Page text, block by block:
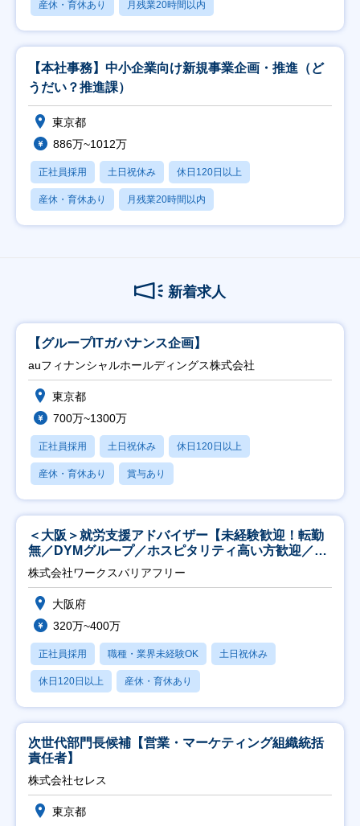
産休・育休あり 月残業20時間以内
【本社事務】中小企業向け新規事業企画・推進（ど
うだい？推進課）
東京都
886万~1012万
正社員採用 土日祝休み 休日120日以上
産休・育休あり 月残業20時間以内
新着求人
【グループITガバナンス企画】
auフィナンシャルホールディングス株式会社
東京都
700万~1300万
正社員採用 土日祝休み 休日120日以上
産休・育休あり 賞与あり
＜大阪＞就労支援アドバイザー【未経験歓迎！転勤
無／DYMグループ／ホスピタリティ高い方歓迎／土
日祝】
株式会社ワークスバリアフリー
大阪府
320万~400万
正社員採用 職種・業界未経験OK 土日祝休み
休日120日以上 産休・育休あり
次世代部門長候補【営業・マーケティング組織統括
責任者】
株式会社セレス
東京都